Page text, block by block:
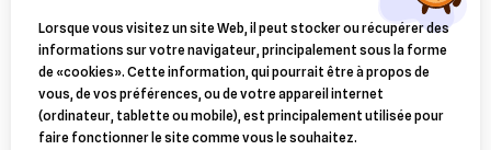
PURINA
purina pro plan nf renal
function pâtée pour chien
12x400g45,02 €
BOEHRINGER INGELHEIM
seraquin omega chien
pochette 30 comprimés
26,10 €
Lorsque vous visitez un site Web, il peut stocker ou récupérer des
informations sur votre navigateur, principalement sous la forme
de «cookies». Cette information, qui pourrait être à propos de
vous, de vos préférences, ou de votre appareil internet
(ordinateur, tablette ou mobile), est principalement utilisée pour
faire fonctionner le site comme vous le souhaitez.